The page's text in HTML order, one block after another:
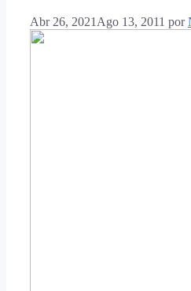
Abr 26, 2021 Ago 13, 2011 por